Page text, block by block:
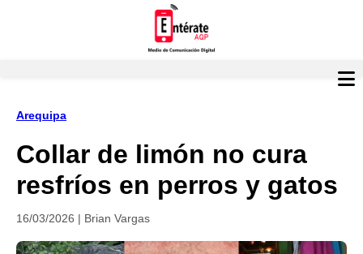
Arequipa
Collar de limón no cura
resfríos en perros y gatos
16/03/2026 | Brian Vargas